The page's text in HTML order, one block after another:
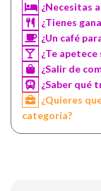
¿Necesitas
¿Tienes
¿Un café
¿Te
¿Salir de
¿Saber qué
¿Quieres
categoría?